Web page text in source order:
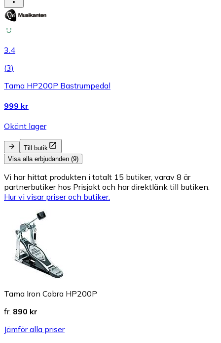
3.4
(3)
Tama HP200P Bastrumpedal
999 kr
Okänt lager
Till butik
Visa alla erbjudanden (9)
Vi har hittat produkten i totalt 15 butiker, varav 8 är
partnerbutiker hos Prisjakt och har direktlänk till butiken.
Hur vi visar priser och butiker.
Tama Iron Cobra HP200P
fr. 890 kr
Jämför alla priser